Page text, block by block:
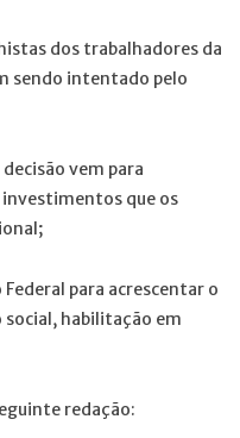
dos trabalhadores da
sendo intentado pelo
vem para
que os
para acrescentar o
habilitação em
redação: